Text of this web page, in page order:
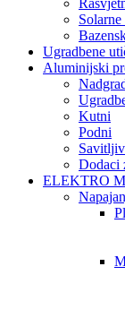
Ugradbene
Aluminijski
Kutni
Podni
Dodaci
ELEKTRO